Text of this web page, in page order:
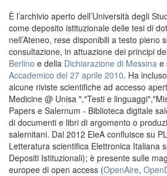
È l’archivio aperto dell’Università degli
come deposito istituzionale delle tesi di
nell’Ateneo, rese disponibili a testo pieno
consultazione, in attuazione dei principi
Berlino e della Dichiarazione di Messina e
Accademico del 27 aprile 2010. Ha
alcune riviste scientifiche ad accesso
Medicine @ Unisa ","Testi e
Papers e Salernum - Biblioteca digitale
di documenti e libri di argomento o
salernitani. Dal 2012 EleA confluisce su
Letteratura scientifica Elettronica Italiana
Depositi Istituzionali); è presente sulle
europee di open access (OpenAire,